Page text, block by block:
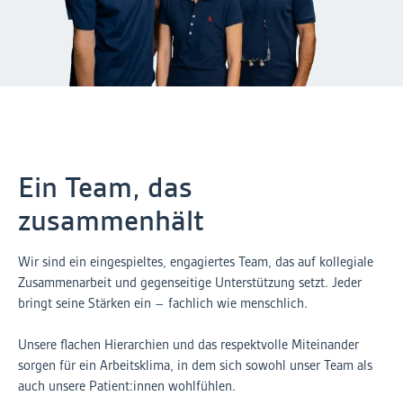
Ein Team, das
zusammenhält
Wir sind ein eingespieltes, engagiertes Team, das auf kollegiale
Zusammenarbeit und gegenseitige Unterstützung setzt. Jeder
bringt seine Stärken ein – fachlich wie menschlich.
Unsere flachen Hierarchien und das respektvolle Miteinander
sorgen für ein Arbeitsklima, in dem sich sowohl unser Team als
auch unsere Patient:innen wohlfühlen.